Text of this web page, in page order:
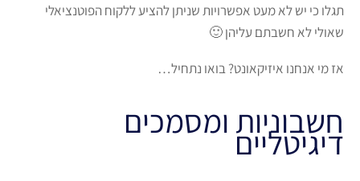
תגלו כי יש לא מעט אפשרויות שניתן להציע ללקוח הפוטנציאלי
שאולי לא חשבתם עליהן 🙂
אז מי אנחנו איזיקאונט? בואו נתחיל…
חשבוניות ומסמכים
דיגיטליים